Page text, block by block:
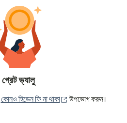
গ্রেট ভ্যালু
কোনও হিডেন ফি না থাকা (নতুন উইন্ডোতে খুলবে)
উপভোগ করুন।